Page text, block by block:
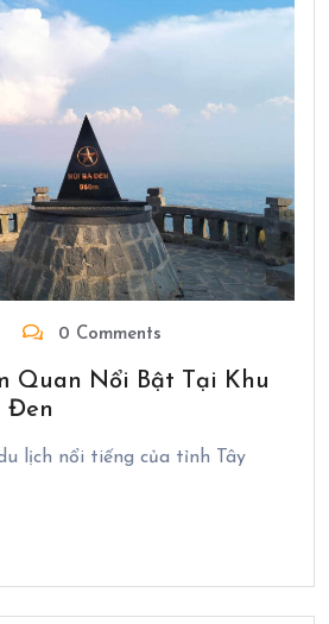
0 Comments
Quan Nổi Bật Tại Khu
Đen
lịch nổi tiếng của tỉnh Tây